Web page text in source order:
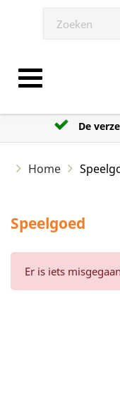
Toggle navigation
De
Home
Speelgoed
Er is iets